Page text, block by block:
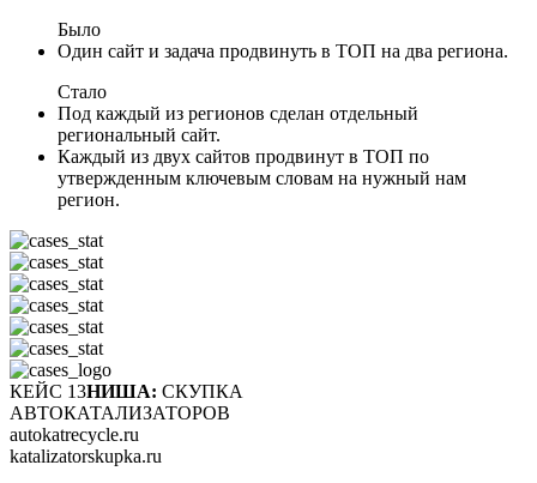
Было
Один сайт и задача продвинуть в ТОП на два региона.
Стало
Под каждый из регионов сделан отдельный
региональный сайт.
Каждый из двух сайтов продвинут в ТОП по
утвержденным ключевым словам на нужный нам
регион.
КЕЙС 13НИША: СКУПКА
АВТОКАТАЛИЗАТОРОВ
autokatrecycle.ru
katalizatorskupka.ru